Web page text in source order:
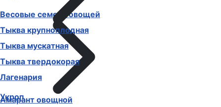
Весовые семена овощей
Амарант овощной
Тыква крупноплодная
Тыква мускатная
Тыква твердокорая
Лагенария
Укроп